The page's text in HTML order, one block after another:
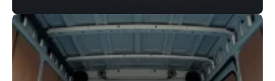
En savoir plus